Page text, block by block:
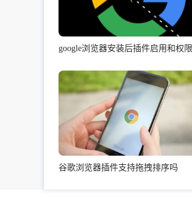
谷歌浏览器插件支持拖拽排序吗